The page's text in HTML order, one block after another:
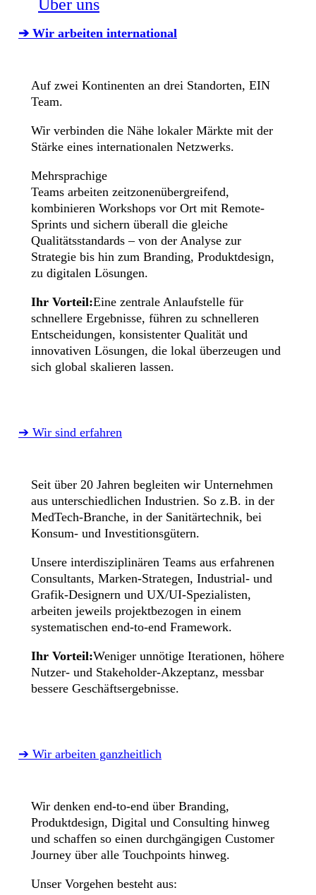
Über uns
➔ Wir arbeiten international
Auf zwei Kontinenten an drei Standorten, EIN
Team.
Wir verbinden die Nähe lokaler Märkte mit der
Stärke eines internationalen Netzwerks.
Mehrsprachige
Teams arbeiten zeitzonenübergreifend,
kombinieren Workshops vor Ort mit Remote-
Sprints und sichern überall die gleiche
Qualitätsstandards – von der Analyse zur
Strategie bis hin zum Branding, Produktdesign,
zu digitalen Lösungen.
Ihr Vorteil:Eine zentrale Anlaufstelle für
schnellere Ergebnisse, führen zu schnelleren
Entscheidungen, konsistenter Qualität und
innovativen Lösungen, die lokal überzeugen und
sich global skalieren lassen.
➔ Wir sind erfahren
Seit über 20 Jahren begleiten wir Unternehmen
aus unterschiedlichen Industrien. So z.B. in der
MedTech-Branche, in der Sanitärtechnik, bei
Konsum- und Investitionsgütern.
Unsere interdisziplinären Teams aus erfahrenen
Consultants, Marken-Strategen, Industrial- und
Grafik-Designern und UX/UI-Spezialisten,
arbeiten jeweils projektbezogen in einem
systematischen end-to-end Framework.
Ihr Vorteil:Weniger unnötige Iterationen, höhere
Nutzer- und Stakeholder-Akzeptanz, messbar
bessere Geschäftsergebnisse.
➔ Wir arbeiten ganzheitlich
Wir denken end-to-end über Branding,
Produktdesign, Digital und Consulting hinweg
und schaffen so einen durchgängigen Customer
Journey über alle Touchpoints hinweg.
Unser Vorgehen besteht aus: